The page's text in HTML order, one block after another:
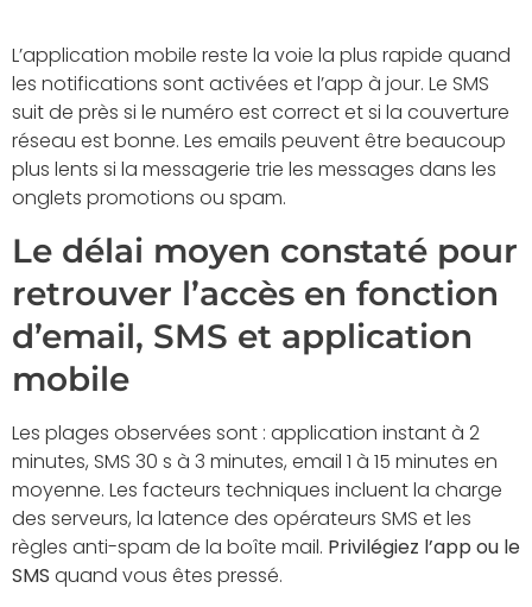
L’application mobile reste la voie la plus rapide quand
les notifications sont activées et l’app à jour. Le SMS
suit de près si le numéro est correct et si la couverture
réseau est bonne. Les emails peuvent être beaucoup
plus lents si la messagerie trie les messages dans les
onglets promotions ou spam.
Le délai moyen constaté pour
retrouver l’accès en fonction
d’email, SMS et application
mobile
Les plages observées sont : application instant à 2
minutes, SMS 30 s à 3 minutes, email 1 à 15 minutes en
moyenne. Les facteurs techniques incluent la charge
des serveurs, la latence des opérateurs SMS et les
règles anti-spam de la boîte mail. Privilégiez l’app ou le
SMS quand vous êtes pressé.